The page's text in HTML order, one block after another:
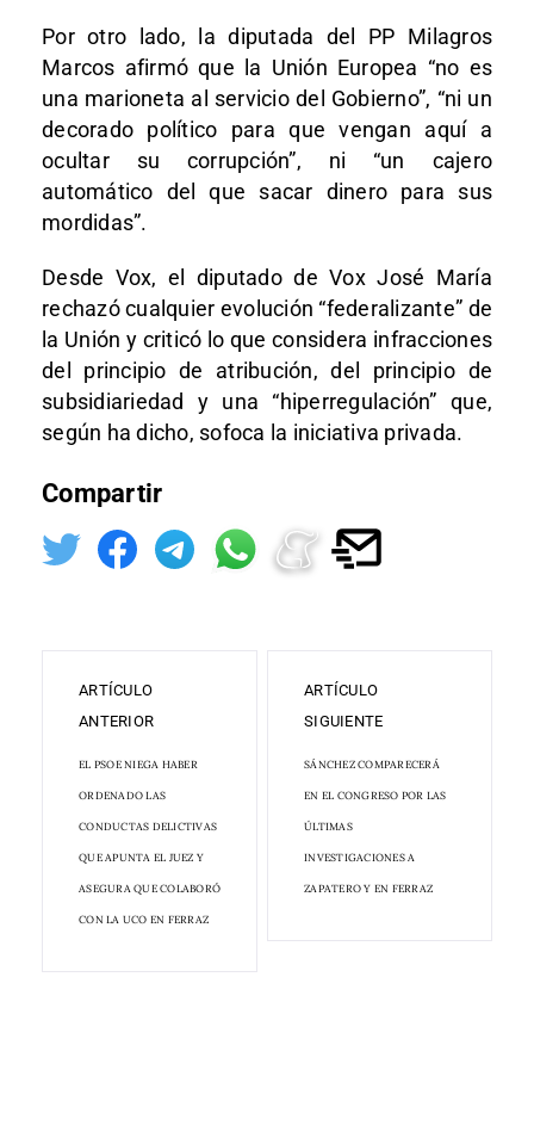
Por otro lado, la diputada del PP Milagros
Marcos afirmó que la Unión Europea “no es
una marioneta al servicio del Gobierno”, “ni un
decorado político para que vengan aquí a
ocultar su corrupción”, ni “un cajero
automático del que sacar dinero para sus
mordidas”.
Desde Vox, el diputado de Vox José María
rechazó cualquier evolución “federalizante” de
la Unión y criticó lo que considera infracciones
del principio de atribución, del principio de
subsidiariedad y una “hiperregulación” que,
según ha dicho, sofoca la iniciativa privada.
Compartir
ARTÍCULO
ANTERIOR
EL PSOE NIEGA HABER
ORDENADO LAS
CONDUCTAS DELICTIVAS
QUE APUNTA EL JUEZ Y
ASEGURA QUE COLABORÓ
CON LA UCO EN FERRAZ
ARTÍCULO
SIGUIENTE
SÁNCHEZ COMPARECERÁ
EN EL CONGRESO POR LAS
ÚLTIMAS
INVESTIGACIONES A
ZAPATERO Y EN FERRAZ